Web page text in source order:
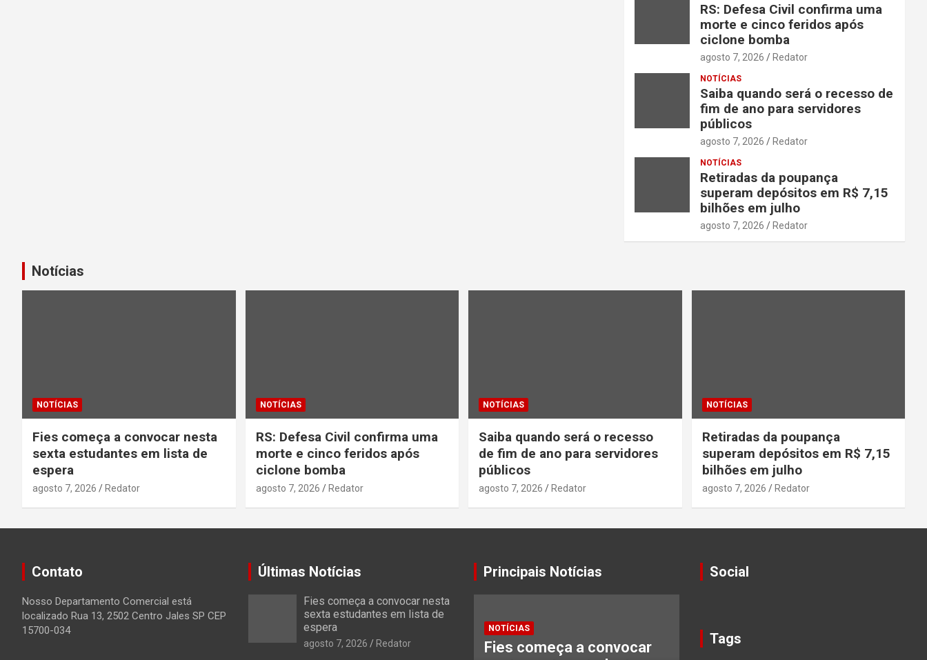
RS: Defesa Civil confirma uma
morte e cinco feridos após
ciclone bomba
agosto 7, 2026 Redator
NOTÍCIAS
Saiba quando será o recesso de
fim de ano para servidores
públicos
agosto 7, 2026 Redator
NOTÍCIAS
Retiradas da poupança
superam depósitos em R$ 7,15
bilhões em julho
agosto 7, 2026 Redator
Notícias
NOTÍCIAS
Fies começa a convocar nesta
sexta estudantes em lista de
espera
agosto 7, 2026 Redator
NOTÍCIAS
RS: Defesa Civil confirma uma
morte e cinco feridos após
ciclone bomba
agosto 7, 2026 Redator
NOTÍCIAS
Saiba quando será o recesso
de fim de ano para servidores
públicos
agosto 7, 2026 Redator
NOTÍCIAS
Retiradas da poupança
superam depósitos em R$ 7,15
bilhões em julho
agosto 7, 2026 Redator
Contato
Nosso Departamento Comercial está
localizado Rua 13, 2502 Centro Jales SP CEP
15700-034
Últimas Notícias
Fies começa a convocar nesta
sexta estudantes em lista de
espera
agosto 7, 2026 Redator
Principais Notícias
NOTÍCIAS
Fies começa a convocar
Social
Tags